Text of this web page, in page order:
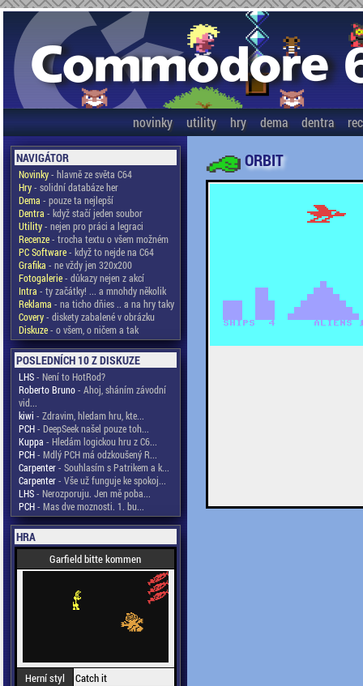
novinky utility hry dema dentra
NAVIGÁTOR
Novinky- hlavně ze světa C64
Hry- solidní databáze her
Dema - pouze ta nejlepší
Dentra - když stačí jeden soubor
Utility- nejen pro práci a legraci
Recenze- trocha textu o všem možném
PC Software- když to nejde na C64
Grafika - ne vždy jen 320x200
Fotogalerie- důkazy nejen z akcí
Intra - ty začátky! ... a mnohdy několik
Reklama - na ticho dňies .. a na hry taky
Covery- diskety zabalené v obrázku
Diskuze- o všem, o ničem a tak
POSLEDNÍCH 10 Z DISKUZE
LHS- Není to HotRod?
Roberto Bruno- Ahoj, sháním závodní
vid...
kiwi - Zdravim, hledam hru, kte...
PCH- DeepSeek našel pouze toh...
Kuppa - Hledám logickou hru z C6...
PCH- Mdlý PCH má odzkoušený R...
Carpenter- Souhlasím s Patrikem a k...
Carpenter- Vše už funguje ke spokoj...
LHS- Nerozporuju. Jen mě poba...
PCH- Mas dve moznosti. 1. bu...
HRA
Garfield bitte kommen
Herní styl
Catch it
ORBIT